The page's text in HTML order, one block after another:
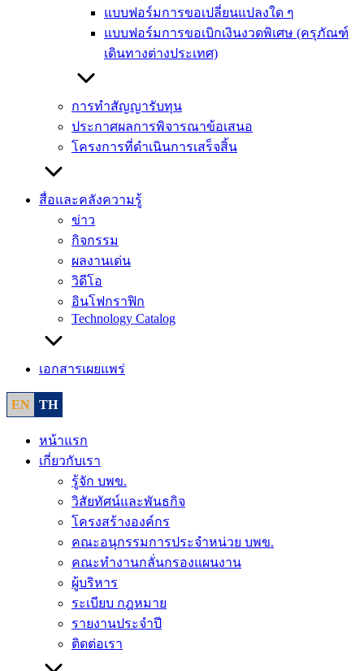
แบบฟอร์มการขอเปลี่ยนแปลงใด ๆ
แบบฟอร์มการขอเบิกเงินงวดพิเศษ (ครุภัณฑ์
เดินทางต่างประเทศ)
การทำสัญญารับทุน
ประกาศผลการพิจารณาข้อเสนอ
โครงการที่ดำเนินการเสร็จสิ้น
สื่อและคลังความรู้
ข่าว
กิจกรรม
ผลงานเด่น
วิดีโอ
อินโฟกราฟิก
Technology Catalog
เอกสารเผยแพร่
EN TH
หน้าแรก
เกี่ยวกับเรา
รู้จัก บพข.
วิสัยทัศน์และพันธกิจ
โครงสร้างองค์กร
คณะอนุกรรมการประจำหน่วย บพข.
คณะทำงานกลั่นกรองแผนงาน
ผู้บริหาร
ระเบียบ กฎหมาย
รายงานประจำปี
ติดต่อเรา